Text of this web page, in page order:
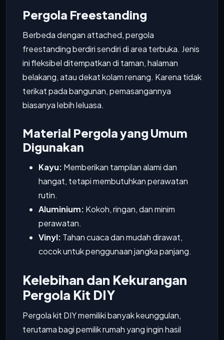
Pergola Freestanding
Berbeda dengan attached, pergola
freestanding berdiri sendiri di area terbuka. Jenis
ini fleksibel ditempatkan di taman, halaman
belakang, atau dekat kolam renang. Karena tidak
terikat pada bangunan, pemasangannya
biasanya lebih leluasa.
Material Pergola yang Umum
Digunakan
Kayu: Memberikan tampilan alami dan
hangat, tetapi membutuhkan perawatan
rutin.
Aluminium: Kokoh, ringan, dan minim
perawatan.
Vinyl: Tahan cuaca dan mudah dirawat,
cocok untuk penggunaan jangka panjang.
Kelebihan dan Kekurangan
Pergola Kit DIY
Pergola kit DIY memiliki banyak keunggulan,
terutama bagi pemilik rumah yang ingin hasil